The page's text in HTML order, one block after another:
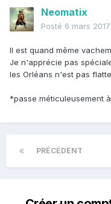
Neomatix
Posté 6 mars 2017
Il est quand même
Je n'apprécie pas
les Orléans n'est pas
*passe méticuleusement
PRÉCÉDENT